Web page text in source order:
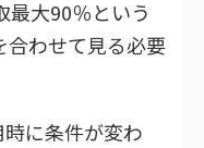
最大90％という
合わせて見る必要
に条件が変わ